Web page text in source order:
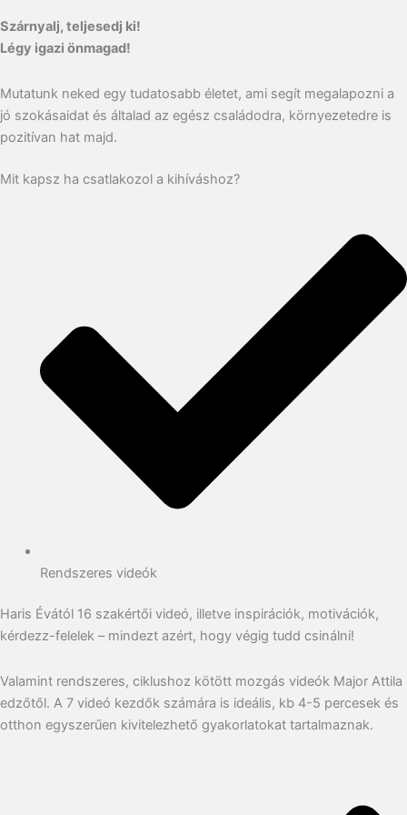
Szárnyalj, teljesedj ki!
Légy igazi önmagad!
Mutatunk neked egy tudatosabb életet, ami segít megalapozni a
jó szokásaidat és általad az egész családodra, környezetedre is
pozitívan hat majd.
Mit kapsz ha csatlakozol a kihíváshoz?
Rendszeres videók
Haris Évától 16 szakértői videó, illetve inspirációk, motivációk,
kérdezz-felelek – mindezt azért, hogy végig tudd csinálni!
Valamint rendszeres, ciklushoz kötött mozgás videók Major Attila
edzőtől. A 7 videó kezdők számára is ideális, kb 4-5 percesek és
otthon egyszerűen kivitelezhető gyakorlatokat tartalmaznak.